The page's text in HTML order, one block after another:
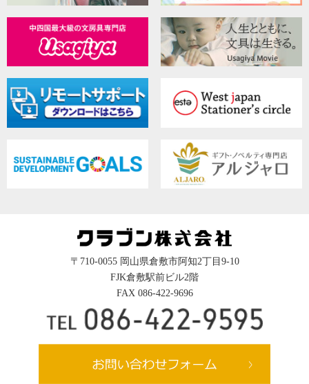
〒710-0055 岡山県倉敷市阿知2丁目9-10
FJK倉敷駅前ビル2階
FAX 086-422-9696